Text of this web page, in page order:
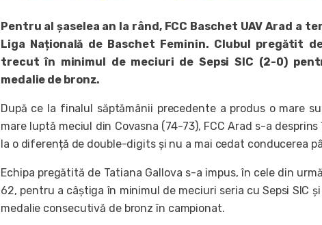
Pentru al șaselea an la rând, FCC Baschet UAV Arad a
Liga Națională de Baschet Feminin. Clubul pregătit
trecut în minimul de meciuri de Sepsi SIC (2-0)
medalie de bronz.
După ce la finalul săptămânii precedente a produs o mare
mare luptă meciul din Covasna (74-73), FCC Arad s-a
la o diferență de double-digits și nu a mai cedat conducerea
Echipa pregătită de Tatiana Gallova s-a impus, în cele din
62, pentru a câștiga în minimul de meciuri seria cu Sepsi SIC
medalie consecutivă de bronz în campionat.